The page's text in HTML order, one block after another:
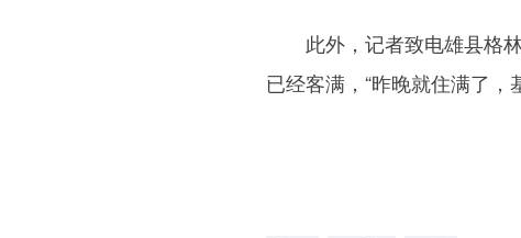
此外，记者致电雄县格林
已经客满，“昨晚就住满了